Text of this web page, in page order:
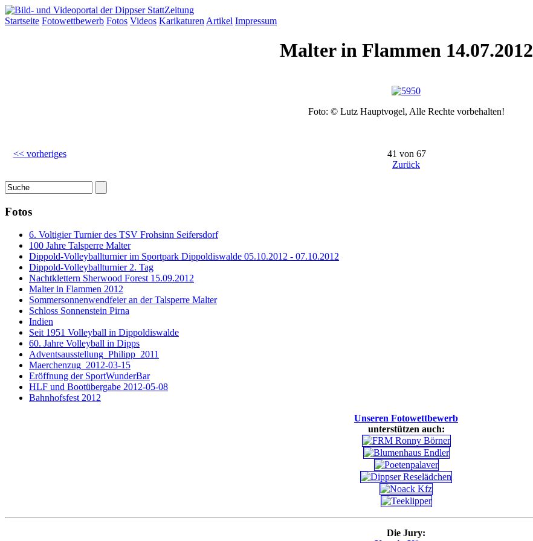
Startseite Fotowettbewerb Fotos Videos Karikaturen Artikel Impressum
Malter in Flammen 14.07.2012
Foto: © Lutz Hauptvogel, Alle Rechte vorbehalten!
<< vorheriges 41 von 67
Zurück
Fotos
6. Voltigier Turnier des TSV Frohsinn Seifersdorf
100 Jahre Talsperre Malter
Dippold-Volleyballturnier im Sportpark Dippoldiswalde 05.10.2012 - 07.10.2012
Dippold-Volleyballturnier 2. Tag
Nachtklettern Sherwood Forest 15.09.2012
Malter in Flammen 2012
Sommersonnenwendfeier an der Talsperre Malter
Schloss Sonnenstein Pirna
Indien
Seit 1951 Volleyball in Dippoldiswalde
60. Jahre Volleyball in Dipps
Adventsausstellung_Philipp_2011
Maerchenzug_2012-03-15
Eröffnung der SportWunderBar
HLF und Bootübergabe 2012-05-08
Bahnhofsfest 2012
Unseren Fotowettbewerb
unterstützen auch:
Die Jury: